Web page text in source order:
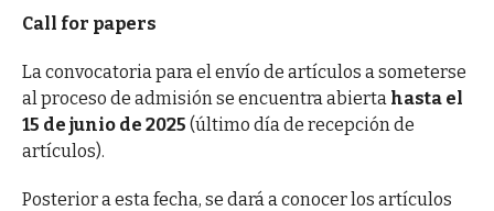
Call for papers
La convocatoria para el envío de artículos a someterse
al proceso de admisión se encuentra abiertahasta el
15 de junio de 2025 (último día de recepción de
artículos).
Posterior a esta fecha, se dará a conocer los artículos